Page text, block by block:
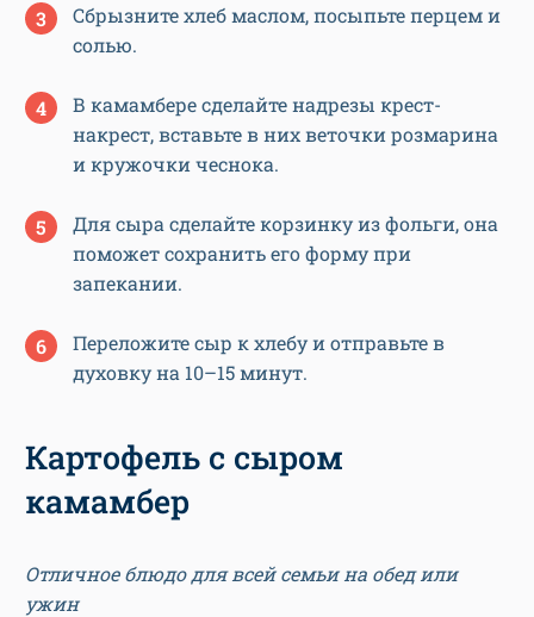
Сбрызните хлеб маслом, посыпьте перцем и
солью.
В камамбере сделайте надрезы крест-
накрест, вставьте в них веточки розмарина
и кружочки чеснока.
Для сыра сделайте корзинку из фольги, она
поможет сохранить его форму при
запекании.
Переложите сыр к хлебу и отправьте в
духовку на 10–15 минут.
Картофель с сыром
камамбер
Отличное блюдо для всей семьи на обед или
ужин